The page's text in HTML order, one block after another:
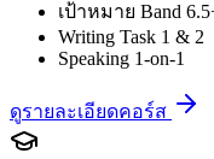
เป้าหมาย Band
Writing Task 1 & 2
Speaking 1-on-1
ดูรายละเอียดคอร์ส